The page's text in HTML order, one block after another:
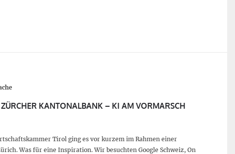
KANTONALBANK – KI AM VORMARSCH
Tirol ging es vor kurzem im Rahmen einer
Was für eine Inspiration. Wir besuchten Google Schweiz, On